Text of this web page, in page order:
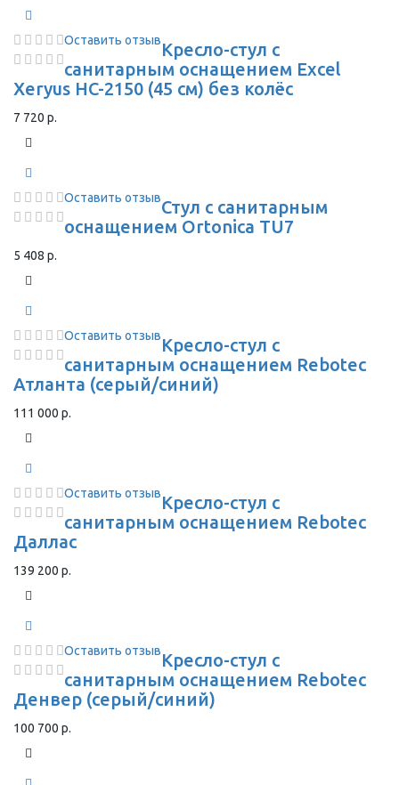
Оставить отзывКресло-стул с
санитарным оснащением Excel
Xeryus HC-2150 (45 см) без колёс
7 720 р.
Оставить отзывСтул с санитарным
оснащением Ortonica TU7
5 408 р.
Оставить отзывКресло-стул с
санитарным оснащением Rebotec
Атланта (серый/синий)
111 000 р.
Оставить отзывКресло-стул с
санитарным оснащением Rebotec
Даллас
139 200 р.
Оставить отзывКресло-стул с
санитарным оснащением Rebotec
Денвер (серый/синий)
100 700 р.